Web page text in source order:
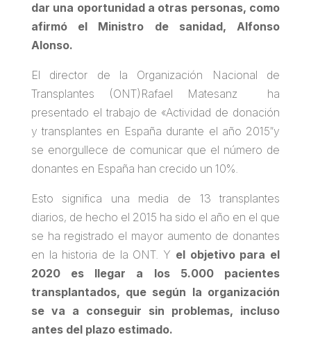
dar una oportunidad a otras personas, como
afirmó el Ministro de sanidad, Alfonso
Alonso.
El director de la Organización Nacional de
Transplantes (ONT)Rafael Matesanz ha
presentado el trabajo de «Actividad de donación
y transplantes en España durante el año 2015″y
se enorgullece de comunicar que el número de
donantes en España han crecido un 10%.
Esto significa una media de 13 transplantes
diarios, de hecho el 2015 ha sido el año en el que
se ha registrado el mayor aumento de donantes
en la historia de la ONT. Y el objetivo para el
2020 es llegar a los 5.000 pacientes
transplantados, que según la organización
se va a conseguir sin problemas, incluso
antes del plazo estimado.